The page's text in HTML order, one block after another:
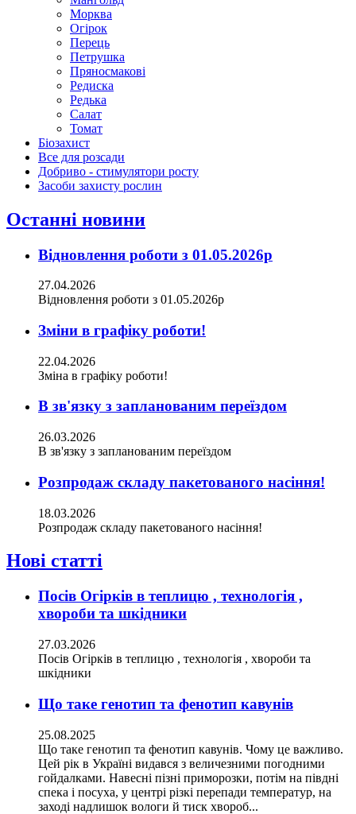
Морква
Огірок
Перець
Петрушка
Пряносмакові
Редиска
Редька
Салат
Томат
Біозахист
Все для розсади
Добриво - стимулятори росту
Засоби захисту рослин
Останні новини
Відновлення роботи з 01.05.2026р
27.04.2026
Відновлення роботи з 01.05.2026р
Зміни в графіку роботи!
22.04.2026
Зміна в графіку роботи!
В зв'язку з запланованим переїздом
26.03.2026
В зв'язку з запланованим переїздом
Розпродаж складу пакетованого насіння!
18.03.2026
Розпродаж складу пакетованого насіння!
Нові статті
Посів Огірків в теплицю , технологія ,
хвороби та шкідники
27.03.2026
Посів Огірків в теплицю , технологія , хвороби та
шкідники
Що таке генотип та фенотип кавунів
25.08.2025
Що таке генотип та фенотип кавунів. Чому це важливо.
Цей рік в Україні видався з величезними погодними
гойдалками. Навесні пізні приморозки, потім на півдні
спека і посуха, у центрі різкі перепади температур, на
заході надлишок вологи й тиск хвороб...